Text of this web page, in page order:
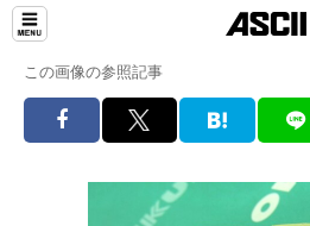
この画像の参照記事